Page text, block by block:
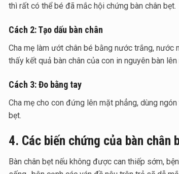
thì rất có thể bé đã mắc hội chứng bàn chân bẹt.
Cách 2: Tạo dấu bàn chân
Cha mẹ làm ướt chân bé bằng nước trắng,
thấy kết quả bàn chân của con in nguyên bàn
Cách 3: Đo bằng tay
Cha mẹ cho con đứng lên mặt phẳng, dùng
bẹt.
4. Các biến chứng của bàn chân
Bàn chân bẹt nếu không được can thiếp sớm,